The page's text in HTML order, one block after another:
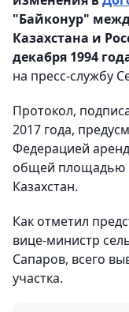
"Байконур"
Казахстана и
декабря 1994
на пресс-службу
Протокол,
2017 года,
Федерацией
общей площадью
Казахстан.
Как отметил
вице-министр
Сапаров, всего
участка.